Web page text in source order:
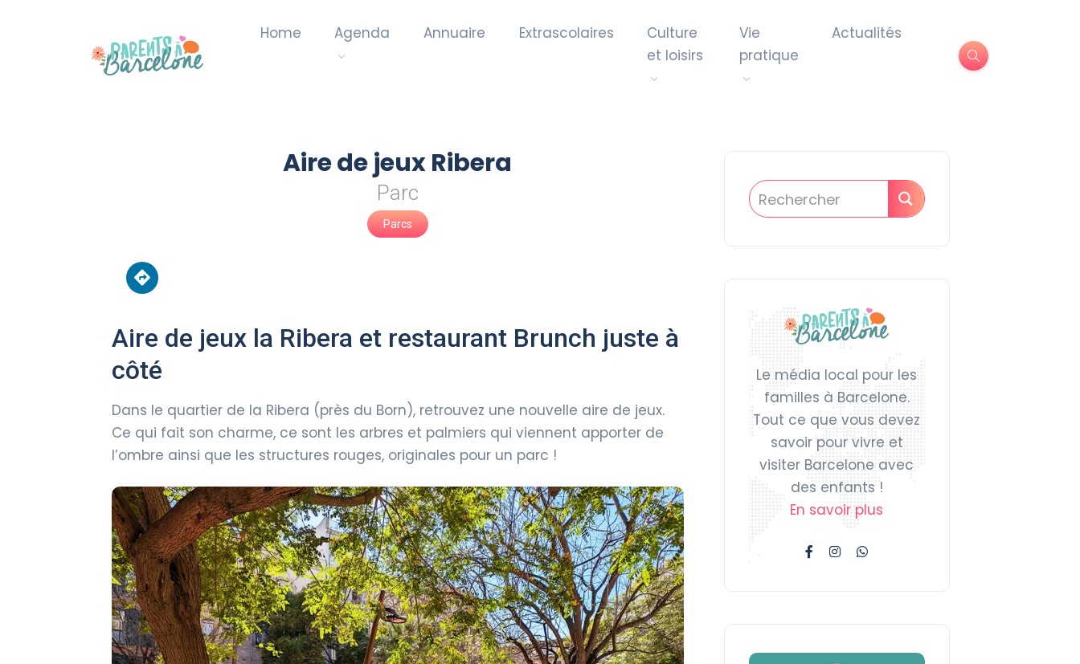
Home Agenda Annuaire Extrascolaires
Culture
et loisirs
Vie
pratique
Actualités
Aire de jeux Ribera
Parc
Parcs
Aire de jeux la Ribera et restaurant Brunch juste à
côté
Dans le quartier de la Ribera (près du Born), retrouvez une nouvelle aire de jeux.
Ce qui fait son charme, ce sont les arbres et palmiers qui viennent apporter de
l’ombre ainsi que les structures rouges, originales pour un parc !
Le média local pour les
familles à Barcelone.
Tout ce que vous devez
savoir pour vivre et
visiter Barcelone avec
des enfants !
En savoir plus